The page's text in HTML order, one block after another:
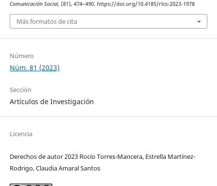
Comunicación Social, (81), 474–490. https://doi.org/10.4185/rlcs-2023-1978
Más formatos de cita
Número
Núm. 81 (2023)
Sección
Artículos de Investigación
Licencia
Derechos de autor 2023 Rocio Torres-Mancera, Estrella Martínez-
Rodrigo, Claudia Amaral Santos